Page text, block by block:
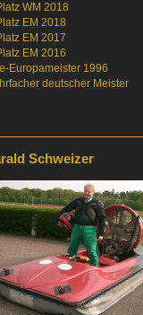
WM 2018
EM 2018
EM 2017
EM 2016
Europameister 1996
deutscher Meister
Schweizer